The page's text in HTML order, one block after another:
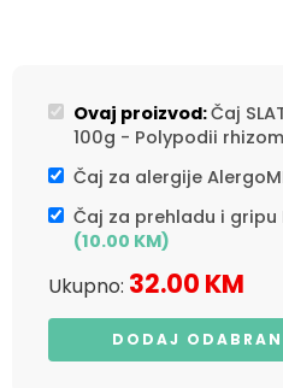
Ovaj proizvod:Čaj
100g - Polypodii
Čaj za alergije
Čaj za prehladu i gripu
(10.00 KM)
Ukupno: 32.00 KM
DODAJ